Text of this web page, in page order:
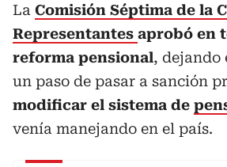
La Comisión Séptima de la
Representantes aprobó en
reforma pensional, dejando
un paso de pasar a sanción
modificar el sistema de
venía manejando en el país.